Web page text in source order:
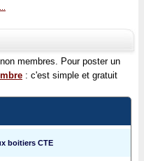
membres. Pour poster un
: c'est simple et gratuit
boitiers CTE